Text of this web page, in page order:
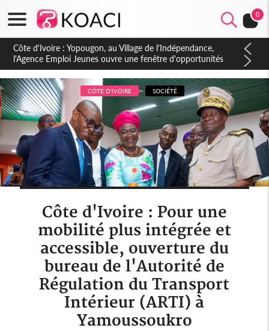
0
Côte d'Ivoire : CHU de Treichville, après la fronde, les agents
contractuels obtiennent un accord avec la direction sur les
arriérés du SMIG 2023
CÔTE D'IVOIRE SOCIÉTÉ
Côte d'Ivoire : Pour une
mobilité plus intégrée et
accessible, ouverture du
bureau de l'Autorité de
Régulation du Transport
Intérieur (ARTI) à
Yamoussoukro